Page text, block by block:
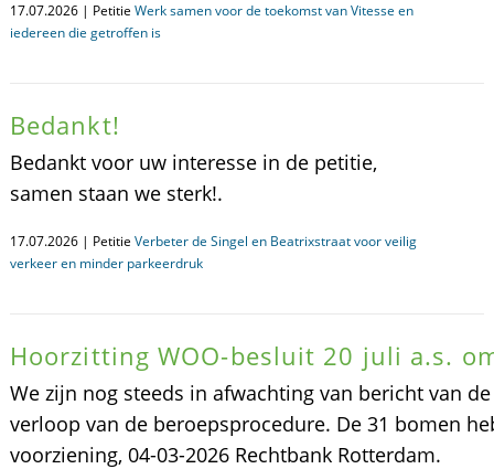
17.07.2026 | Petitie Werk samen voor de toekomst van Vitesse en
iedereen die getroffen is
Bedankt!
Bedankt voor uw interesse in de petitie,
samen staan we sterk!.
17.07.2026 | Petitie Verbeter de Singel en Beatrixstraat voor veilig
verkeer en minder parkeerdruk
Hoorzitting WOO-besluit 20 juli a.s.
We zijn nog steeds in afwachting van bericht van
verloop van de beroepsprocedure. De 31 bomen
voorziening, 04-03-2026 Rechtbank Rotterdam.